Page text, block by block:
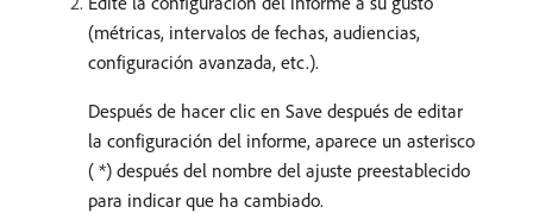
(métricas, intervalos de fechas, audiencias,
configuración avanzada, etc.).
Después de hacer clic en Save después de editar
la configuración del informe, aparece un asterisco
( *) después del nombre del ajuste preestablecido
para indicar que ha cambiado.